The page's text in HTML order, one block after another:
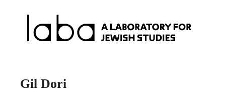
Gil Dori